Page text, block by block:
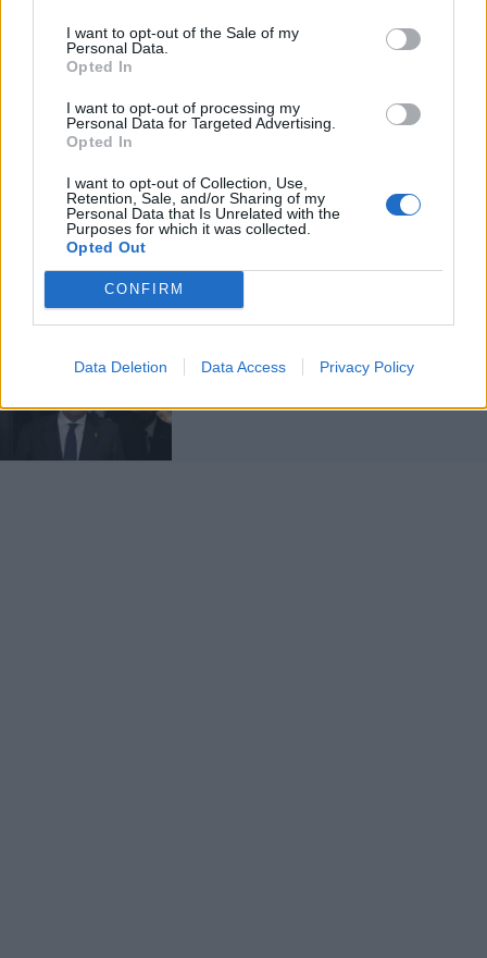
I want to opt-out of the Sale of my
Personal Data.
Opted In
I want to opt-out of processing my
Personal Data for Targeted Advertising.
Opted In
I want to opt-out of Collection, Use,
Retention, Sale, and/or Sharing of my
Personal Data that Is Unrelated with the
Purposes for which it was collected.
Opted Out
CONFIRM
Data Deletion Data Access Privacy Policy
editoriale: “Sia chiaro che quel torturatore
libico, tutti noi vorremmo che fosse in un
carcere e non fosse libero ma certe volte si
fanno delle scelte per ragione di Stato, come
è stato quello di liberare il presunto terrorista
iraniano per far tornare a casa Cecilia Sala. Lì
tutti contenti e qui no! Perché? Che cosa c'è
sotto?”.
"Non fa l'interesse dell'Italia".
Caso Almasri, Tajani contro Lo